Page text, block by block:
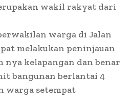
wakil rakyat dari
warga di Jalan
melakukan peninjauan
nya kelapangan dan benar
bangunan berlantai 4
warga setempat